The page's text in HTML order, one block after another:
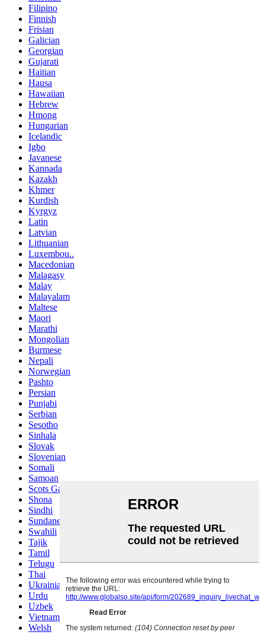
Filipino
Finnish
Frisian
Galician
Georgian
Gujarati
Haitian
Hausa
Hawaiian
Hebrew
Hmong
Hungarian
Icelandic
Igbo
Javanese
Kannada
Kazakh
Khmer
Kurdish
Kyrgyz
Latin
Latvian
Lithuanian
Luxembou..
Macedonian
Malagasy
Malay
Malayalam
Maltese
Maori
Marathi
Mongolian
Burmese
Nepali
Norwegian
Pashto
Persian
Punjabi
Serbian
Sesotho
Sinhala
Slovak
Slovenian
Somali
Samoan
Scots Gaelic
Shona
Sindhi
Sundanese
Swahili
Tajik
Tamil
Telugu
Thai
Ukrainian
Urdu
Uzbek
Vietnamese
Welsh